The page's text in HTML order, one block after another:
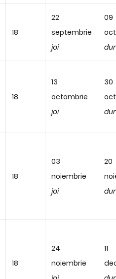
18
22
septembrie
joi
09
18
13
octombrie
joi
30
18
03
noiembrie
joi
20
18
24
noiembrie
11